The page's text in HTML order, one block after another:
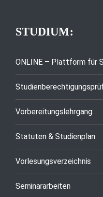
STUDIUM:
ONLINE – Plattform für
Vorbereitungslehrgang
Statuten & Studienplan
Vorlesungsverzeichnis
Seminararbeiten